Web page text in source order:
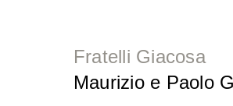
Fratelli Giacosa
Maurizio e Paolo